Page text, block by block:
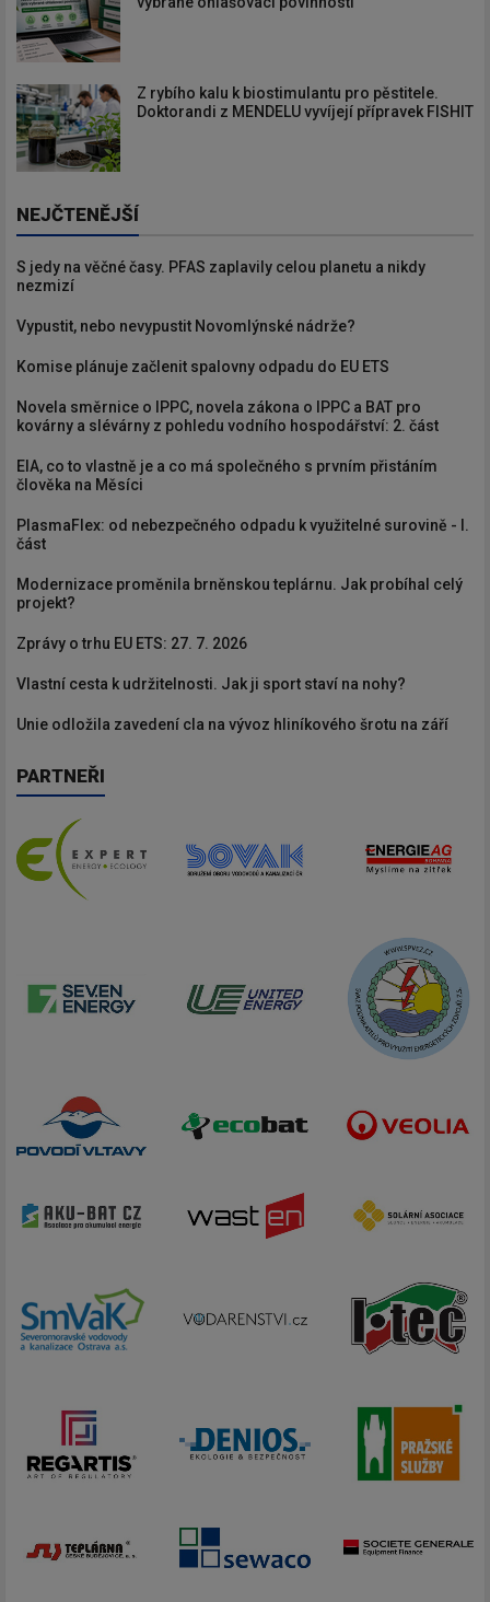
Z rybího kalu k biostimulantu pro pěstitele.
Doktorandi z MENDELU vyvíjejí přípravek FISHIT
NEJČTENĚJŠÍ
S jedy na věčné časy. PFAS zaplavily celou planetu a nikdy
nezmizí
Vypustit, nebo nevypustit Novomlýnské nádrže?
Komise plánuje začlenit spalovny odpadu do EU ETS
Novela směrnice o IPPC, novela zákona o IPPC a BAT pro
kovárny a slévárny z pohledu vodního hospodářství: 2. část
EIA, co to vlastně je a co má společného s prvním přistáním
člověka na Měsíci
PlasmaFlex: od nebezpečného odpadu k využitelné surovině - I.
část
Modernizace proměnila brněnskou teplárnu. Jak probíhal celý
projekt?
Zprávy o trhu EU ETS: 27. 7. 2026
Vlastní cesta k udržitelnosti. Jak ji sport staví na nohy?
Unie odložila zavedení cla na vývoz hliníkového šrotu na září
PARTNEŘI